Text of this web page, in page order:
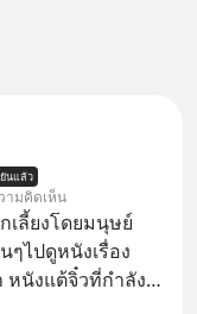
นแล้ว
ามคิดเห็น
ลี้ยงโดยมนุษย์
ๆไปดูหนังเรื่อง